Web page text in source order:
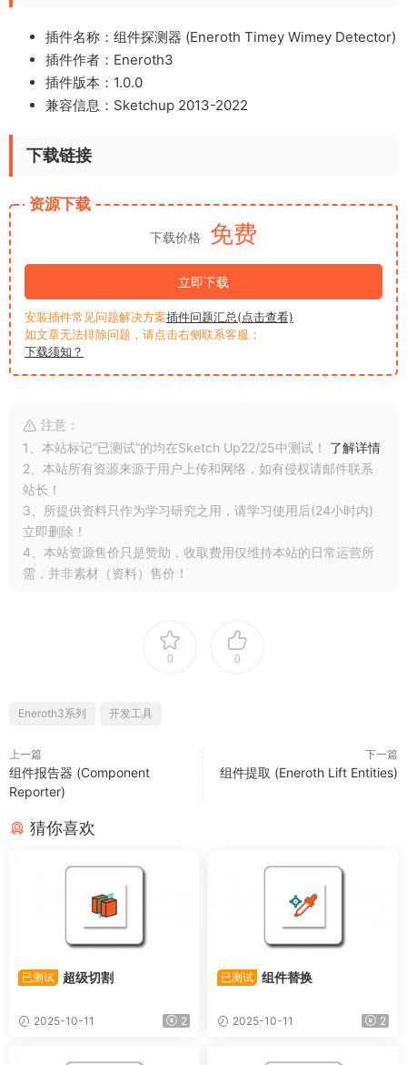
插件名称：组件探测器 (Eneroth Timey Wimey Detector)
插件作者：Eneroth3
插件版本：1.0.0
兼容信息：Sketchup 2013-2022
下载链接
资源下载
下载价格 免费
立即下载
安装插件常见问题解决方案插件问题汇总(点击查看)
如文章无法排除问题，请点击右侧联系客服；
下载须知？
注意：
1、本站标记“已测试”的均在Sketch Up22/25中测试！ 了解详情
2、本站所有资源来源于用户上传和网络，如有侵权请邮件联系
站长！
3、所提供资料只作为学习研究之用，请学习使用后(24小时内)
立即删除！
4、本站资源售价只是赞助，收取费用仅维持本站的日常运营所
需，并非素材（资料）售价！
0 0
Eneroth3系列 开发工具
上一篇
组件报告器 (Component
Reporter)
下一篇
组件提取 (Eneroth Lift Entities)
猜你喜欢
已测试 超级切割
2025-10-11 2
已测试 组件替换
2025-10-11 2